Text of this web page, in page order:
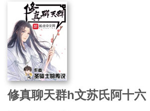
修真聊天群h文苏氏阿十六